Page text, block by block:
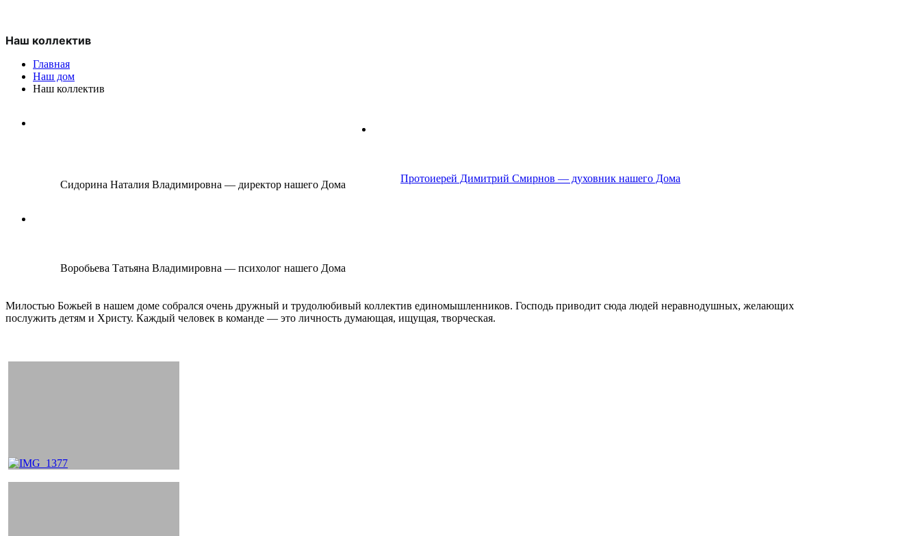
Наш коллектив
Главная
Наш дом
Наш коллектив
Сидорина Наталия Владимировна — директор нашего Дома
Протоиерей Димитрий Смирнов — духовник нашего Дома
Воробьева Татьяна Владимировна — психолог нашего Дома
Милостью Божьей в нашем доме собрался очень дружный и трудолюбивый коллектив единомышленников. Господь приводит сюда людей неравнодушных, желающих
послужить детям и Христу. Каждый человек в команде — это личность думающая, ищущая, творческая.